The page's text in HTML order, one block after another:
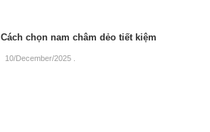
Cách chọn nam châm dẻo tiết kiệm
10/December/2025